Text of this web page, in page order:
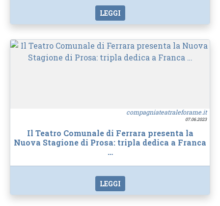
LEGGI
compagniateatraleforame.it
07.06.2023
Il Teatro Comunale di Ferrara presenta la
Nuova Stagione di Prosa: tripla dedica a Franca
…
LEGGI